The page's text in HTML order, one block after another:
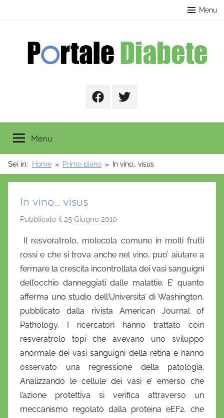
Menu
FacebookTwitter
Menu
Sei in: Home Primo piano In vino… visus
In vino… visus
Pubblicato il 25 Giugno 2010
D
a
n
i
e
D
'
O
n
Il resveratrolo, molecola comune in molti frutti
rossi e che si trova anche nel vino, puo’ aiutare a
fermare la crescita incontrollata dei vasi sanguigni
dell’occhio danneggiati dalle malattie. E’ quanto
afferma uno studio dell’Universita’ di Washington,
pubblicato dalla rivista American Journal of
Pathology. I ricercatori hanno trattato coin
resveratrolo topi che avevano uno sviluppo
anormale dei vasi sanguigni della retina e hanno
osservato una regressione della patologia.
Analizzando le cellule dei vasi e’ emerso che
l’azione protettiva si verifica attraverso un
meccanismo regolato dalla proteina eEF2, che